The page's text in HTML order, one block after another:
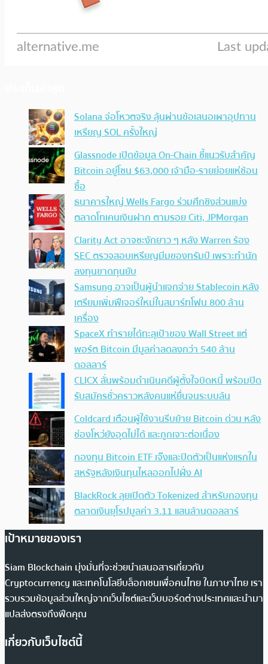
Solana จ่อโหวตจริง ลุ้นผ่านข้อเสนอเผาอุปทาน
เหรียญ SOL ครั้งใหญ่
Glassnode เปิดข้อมูล On-Chain ชี้แนวรับสำคัญ
Bitcoin อยู่โซน $63,000 เจ้ามือ-รายย่อยแห่ช้อน
ซื้อ
ธนาคารใหญ่ Wells Fargo ร่วมศึกชิงส่วนแบ่ง
ตลาดโทเคนเงินฝาก ตามรอย Citi, JPMorgan
Clarity Act อาจชะงักยาว ๆ หลัง Warren ร้อง
SEC ตรวจสอบเหรียญมีมของทรัมป์ เพราะทำนัก
ลงทุนขาดทุนยับ
Samsung อาจเป็นผู้นำแจกจ่าย Stablecoin หลัง
เตรียมเพิ่มฟีเจอร์ใหม่ในสมาร์ทโฟน 800 ล้าน
เครื่อง
SpaceX ทำรายได้ทะลุเป้าของ Wall Street แต่
พอร์ต Bitcoin มีมูลค่าลดลงกว่า 540 ล้าน
ดอลลาร์
CLICX ลั่นพร้อมดำเนินคดีผู้ตั้งใจบิดหนี้ พร้อมปิด
รับสมัครชั่วคราวหลังคนแห่ยื่นจนระบบล้น
Coldcard เตือนผู้ใช้งานรีบย้าย Bitcoin ด่วน หลัง
ช่องโหว่ยังอุดไม่ได้ และถูกเจาะต่อเนื่อง
กองทุน Bitcoin ETF เจ๊งและปิดตัวเป็นแห่งแรกใน
สหรัฐหลังเงินทุนไหลออกไปฝั่ง AI
BlackRock ลุยเปิดตัว Tokenized สำหรับกองทุน
ตลาดเงินยุโรปมูลค่า 3.11 แสนล้านดอลลาร์
เป้าหมายของเรา
Siam Blockchain มุ่งมั่นที่จะช่วยนำเสนอสารเกี่ยวกับ
Cryptocurrency และเทคโนโลยีบล็อกเชนเพื่อคนไทย ในภาษาไทย เรา
รวบรวมข้อมูลส่วนใหญ่จากเว็บไซต์และเว็บบอร์ดต่างประเทศและนำมา
แปลส่งตรงถึงฟีดคุณ
เกี่ยวกับเว็บไซต์นี้